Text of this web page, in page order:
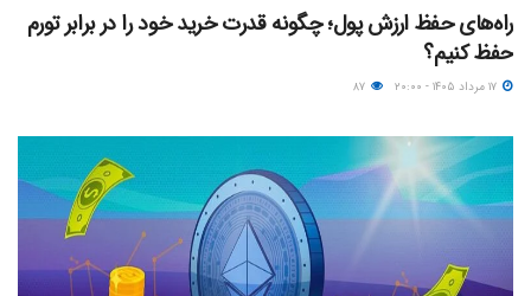
راه‌های حفظ ارزش پول؛ چگونه قدرت خرید خود را در برابر تورم
حفظ کنیم؟